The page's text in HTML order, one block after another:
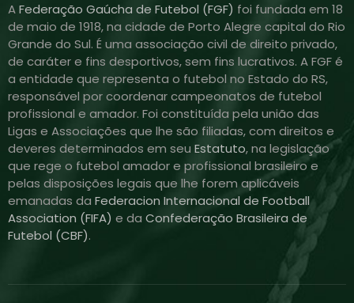
AFederação Gaúcha de Futebol (FGF) foi fundada em 18
de maio de 1918, na cidade de Porto Alegre capital do Rio
Grande do Sul. É uma associação civil de direito privado,
de caráter e fins desportivos, sem fins lucrativos. A FGF é
a entidade que representa o futebol no Estado do RS,
responsável por coordenar campeonatos de futebol
profissional e amador. Foi constituída pela união das
Ligas e Associações que lhe são filiadas, com direitos e
deveres determinados em seu Estatuto, na legislação
que rege o futebol amador e profissional brasileiro e
pelas disposições legais que lhe forem aplicáveis
emanadas da Federacion Internacional de Football
Association (FIFA) e da Confederação Brasileira de
Futebol (CBF).